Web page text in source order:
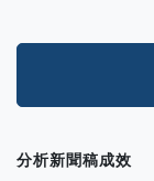
分析新聞稿成效